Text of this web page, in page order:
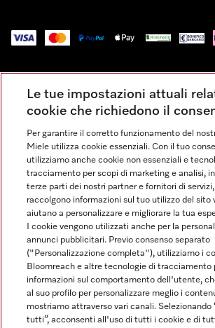
Condizioni Generali di Vendita
Privacy
Condizioni di Utilizzo
Dichiarazione di Accessibilità
Modulo di recesso
Legge sui servizi digitali
Impostazioni dei cookie
FINANZIAMENTO FINO A 50 MESI CON
ZERO
Le tue impostazioni attuali
cookie che richiedono il
Per garantire il corretto funzionamento del
Miele utilizza cookie essenziali. Con il tuo
utilizziamo anche cookie non essenziali e
tracciamento per scopi di marketing e analisi,
terze parti dei nostri partner e fornitori di
raccolgono informazioni sul tuo utilizzo del sito
aiutano a personalizzare e migliorare la tua
I cookie vengono utilizzati anche per la
annunci pubblicitari. Previo consenso separato
("Personalizzazione completa"), utilizziamo i
Bloomreach e altre tecnologie di tracciamento
informazioni sul comportamento dell'utente,
al suo profilo per personalizzare meglio i
mostriamo attraverso vari canali. Selezionando
tutti”, acconsenti all'uso di tutti i cookie e di